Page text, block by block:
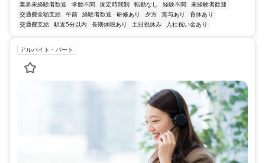
業界未経験者歓迎 学歴不問 固定時間制 転勤なし 経験不問
未経験者歓迎
交通費全額支給
午前 経験者歓迎 研修あり 夕方 賞与あり
育休あり
交通費支給
駅近5分以内 長期休暇あり 土日祝休み 入社祝い金あり
アルバイト・パート